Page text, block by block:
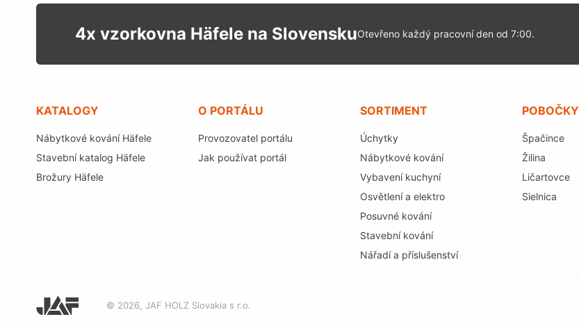
4x vzorkovna Häfele na SlovenskuOtevřeno každý pracovní den od 7:00.
KATALOGY
Nábytkové kování Häfele
Stavební katalog Häfele
Brožury Häfele
O PORTÁLU
Provozovatel portálu
Jak používat portál
SORTIMENT
Úchytky
Nábytkové kování
Vybavení kuchyní
Osvětlení a elektro
Posuvné kování
Stavební kování
Nářadí a příslušenství
POBOČKY
Špačince
Žilina
Ličartovce
Sielnica
© 2026, JAF HOLZ Slovakia s r.o.